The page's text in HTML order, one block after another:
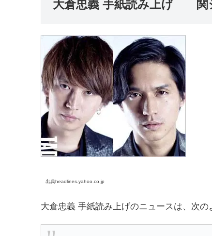
大倉忠義 手紙読み上げ 関
出典headlines.yahoo.co.jp
大倉忠義 手紙読み上げのニュースは、次の